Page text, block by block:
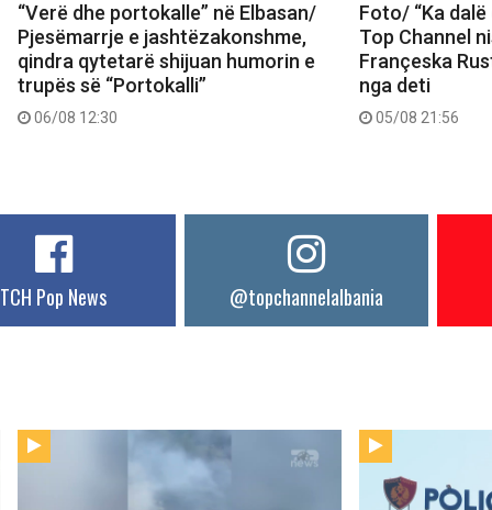
“Verë dhe portokalle” në Elbasan/
Pjesëmarrje e jashtëzakonshme,
qindra qytetarë shijuan humorin e
trupës së “Portokalli”
06/08 12:30
Foto/ “Ka
Top Channel
Françeska
nga deti
05/08 21:56
TCH Pop News @topchannelalbania